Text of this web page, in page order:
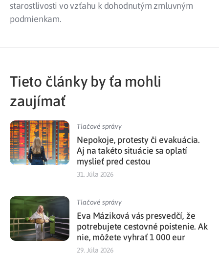
starostlivosti vo vzťahu k dohodnutým zmluvným
podmienkam.
Tieto články by ťa mohli
zaujímať
Tlačové správy
Nepokoje, protesty či evakuácia.
Aj na takéto situácie sa oplatí
myslieť pred cestou
31. Júla 2026
Tlačové správy
Eva Máziková vás presvedčí, že
potrebujete cestovné poistenie. Ak
nie, môžete vyhrať 1 000 eur
29. Júla 2026